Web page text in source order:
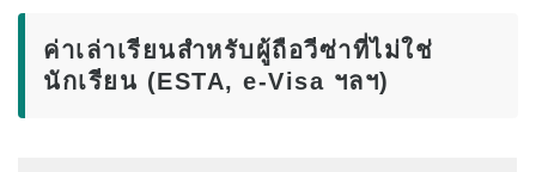
สนุก! Aloha Student Life
ความก้าวหน้าสู่มหาวิทยาลัย
ค่าเล่าเรียนสำหรับผู้ถือวีซ่าที่ไม่ใช่
นักเรียน (ESTA, e-Visa ฯลฯ)